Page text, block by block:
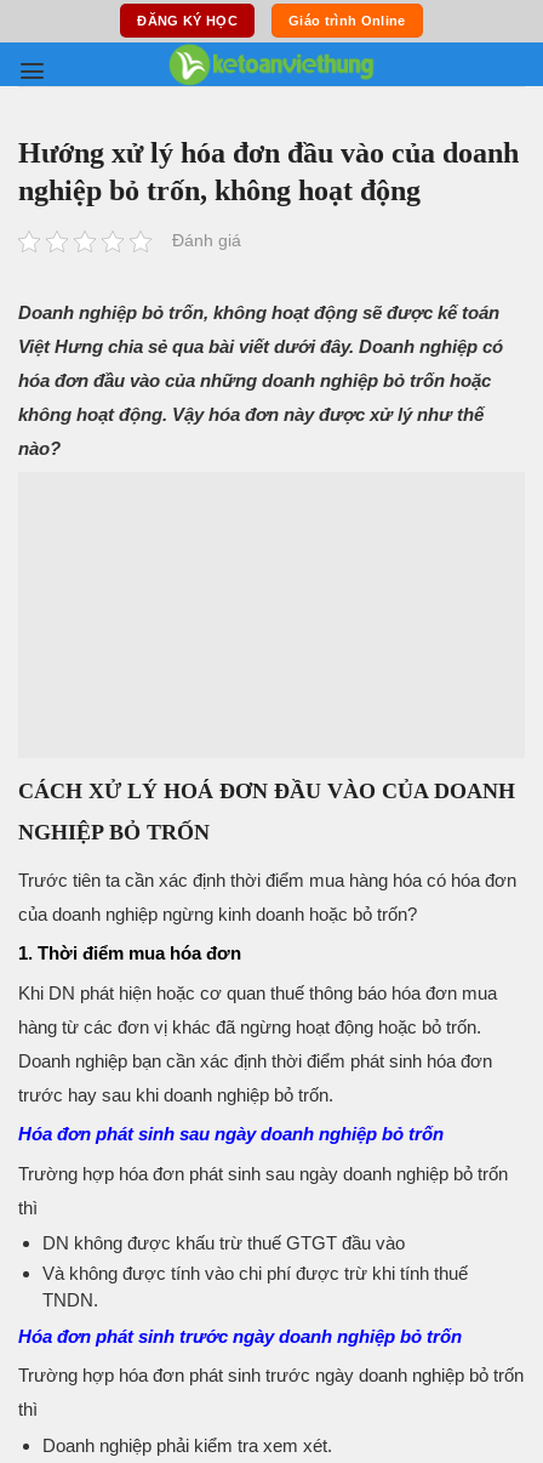
content
ĐĂNG KÝ HỌC Giáo trình Online
Hướng xử lý hóa đơn đầu vào của doanh
nghiệp bỏ trốn, không hoạt động
Đánh giá
Doanh nghiệp bỏ trốn, không hoạt động sẽ được kế toán
Việt Hưng chia sẻ qua bài viết dưới đây. Doanh nghiệp có
hóa đơn đầu vào của những doanh nghiệp bỏ trốn hoặc
không hoạt động. Vậy hóa đơn này được xử lý như thế
nào?
CÁCH XỬ LÝ HOÁ ĐƠN ĐẦU VÀO CỦA DOANH
NGHIỆP BỎ TRỐN
Trước tiên ta cần xác định thời điểm mua hàng hóa có hóa đơn
của doanh nghiệp ngừng kinh doanh hoặc bỏ trốn?
1. Thời điểm mua hóa đơn
Khi DN phát hiện hoặc cơ quan thuế thông báo hóa đơn mua
hàng từ các đơn vị khác đã ngừng hoạt động hoặc bỏ trốn.
Doanh nghiệp bạn cần xác định thời điểm phát sinh hóa đơn
trước hay sau khi doanh nghiệp bỏ trốn.
Hóa đơn phát sinh sau ngày doanh nghiệp bỏ trốn
Trường hợp hóa đơn phát sinh sau ngày doanh nghiệp bỏ trốn
thì
DN không được khấu trừ thuế GTGT đầu vào
Và không được tính vào chi phí được trừ khi tính thuế
TNDN.
Hóa đơn phát sinh trước ngày doanh nghiệp bỏ trốn
Trường hợp hóa đơn phát sinh trước ngày doanh nghiệp bỏ trốn
thì
Doanh nghiệp phải kiểm tra xem xét.